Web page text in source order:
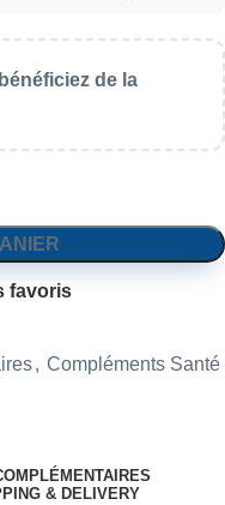
de la
favoris
, Compléments Santé
& DELIVERY